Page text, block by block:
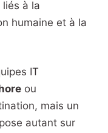
à la
humaine et à la
IT
ou
mais un
autant sur